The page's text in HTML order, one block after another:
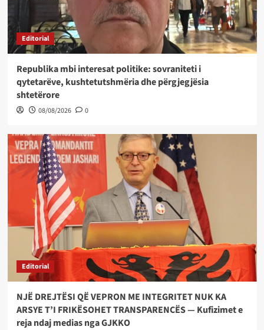
Editorial
Republika mbi interesat politike: sovraniteti i
qytetarëve, kushtetutshmëria dhe përgjegjësia
shtetërore
08/08/2026 0
Editorial
NJË DREJTËSI QË VEPRON ME INTEGRITET NUK KA
ARSYE T’I FRIKËSOHET TRANSPARENCËS — Kufizimet e
reja ndaj medias nga GJKKO